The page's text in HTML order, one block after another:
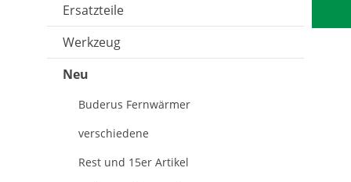
Ersatzteile
Werkzeug
Neu
Buderus Fernwärmer
verschiedene
Rest und 15er Artikel